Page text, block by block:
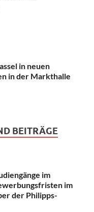
in neuen
in der Markthalle
BEITRÄGE
im
im
der Philipps-